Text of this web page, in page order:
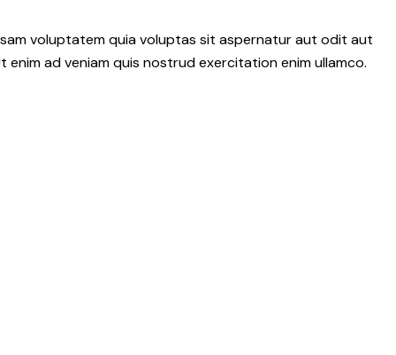
voluptatem quia voluptas sit aspernatur aut odit aut
ad veniam quis nostrud exercitation enim ullamco.